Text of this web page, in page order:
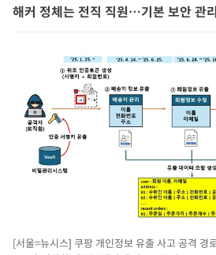
해커 정체는 전직 직원…기본 보안 관
[서울=뉴시스] 쿠팡 개인정보 유출 사고 공격